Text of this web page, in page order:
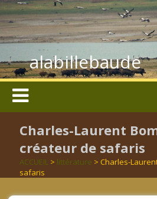
alabillebaude
Charles-Laurent
créateur de safaris
ACCUEIL > littérature > Charles-
safaris